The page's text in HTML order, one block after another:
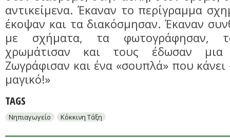
αντικείμενα. Έκαναν το περίγραμμα
έκοψαν και τα διακόσμησαν. Έκαναν
με σχήματα, τα φωτογράφησαν,
χρωμάτισαν και τους έδωσαν μια
Ζωγράφισαν και ένα «σουπλά» που
μαγικό!»
TAGS
Νηπιαγωγείο Κόκκινη Τάξη